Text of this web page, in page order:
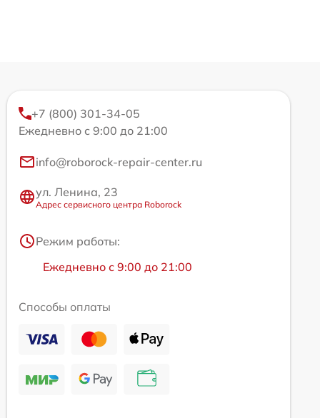
+7 (800) 301-34-05
Ежедневно с 9:00 до 21:00
info@roborock-repair-center.ru
ул. Ленина, 23
Адрес сервисного центра Roborock
Режим работы:
Ежедневно с 9:00 до 21:00
Способы оплаты